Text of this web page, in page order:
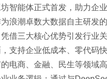
智能体正式首发，助力企
浪潮卓数大数据自主研发
借三大核心优势引发行业
支持企业低成本、零代码
电商、金融、民生等领域